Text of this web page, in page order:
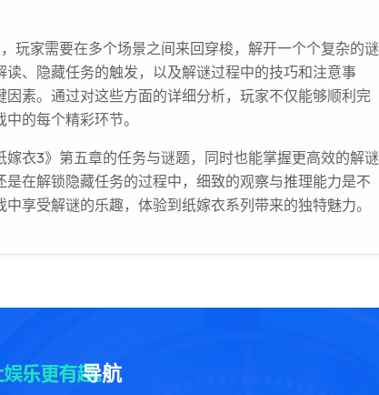
玩家需要在多个场景之间来回穿梭，解开一个个复杂的谜
、隐藏任务的触发，以及解谜过程中的技巧和注意事
素。通过对这些方面的详细分析，玩家不仅能够顺利完
的每个精彩环节。
衣3》第五章的任务与谜题，同时也能掌握更高效的解谜
在解锁隐藏任务的过程中，细致的观察与推理能力是不
享受解谜的乐趣，体验到纸嫁衣系列带来的独特魅力。
导航